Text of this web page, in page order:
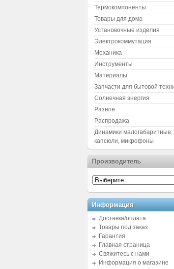
Термокомпоненты
Товары для дома
Установочные изделия
Электрокоммутация
Механика
Инструменты
Материалы
Запчасти для бытовой
Солнечная энергия
Разное
Распродажа
Динамики малогабаритные,
капсюли, микрофоны
Производитель
Информация
Доставка/оплата
Товары под заказ
Гарантия
Главная страница
Свяжитесь с нами
Информация о магазине